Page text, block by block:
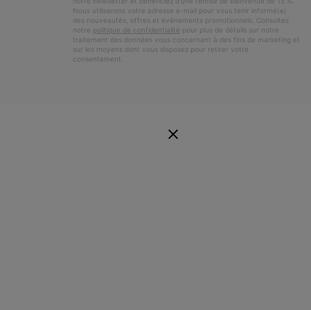
Nous utiliserons votre adresse e-mail pour vous tenir informé(e)
des nouveautés, offres et événements promotionnels. Consultez
notre politique de confidentialité pour plus de détails sur notre
traitement des données vous concernant à des fins de marketing et
sur les moyens dont vous disposez pour retirer votre
consentement.